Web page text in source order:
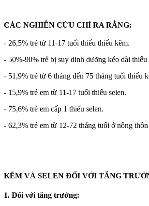
CÁC NGHIÊN CỨU CHỈ RA RẰNG:
- 26,5% trẻ từ 11-17 tuổi thiếu thiếu kẽm.
- 50%-90% trẻ bị suy dinh dưỡng kéo dài thiếu
- 51,9% trẻ từ 6 tháng đến 75 tháng tuổi thiếu
- 15,9% trẻ em từ 11-17 tuổi thiếu selen.
- 75,6% trẻ em cấp 1 thiếu selen.
- 62,3% trẻ em từ 12-72 tháng tuổi ở nông thôn
KẼM VÀ SELEN ĐỐI VỚI TĂNG
1. Đối với tăng trưởng: